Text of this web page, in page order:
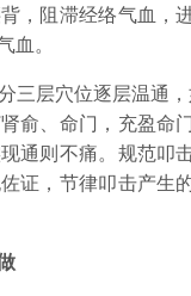
，阻滞经络气血
。
层穴位逐层温通，
俞、命门，充盈
通则不痛。规范
证，节律叩击产生